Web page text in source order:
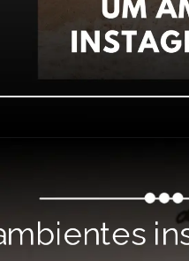
Os ambientes